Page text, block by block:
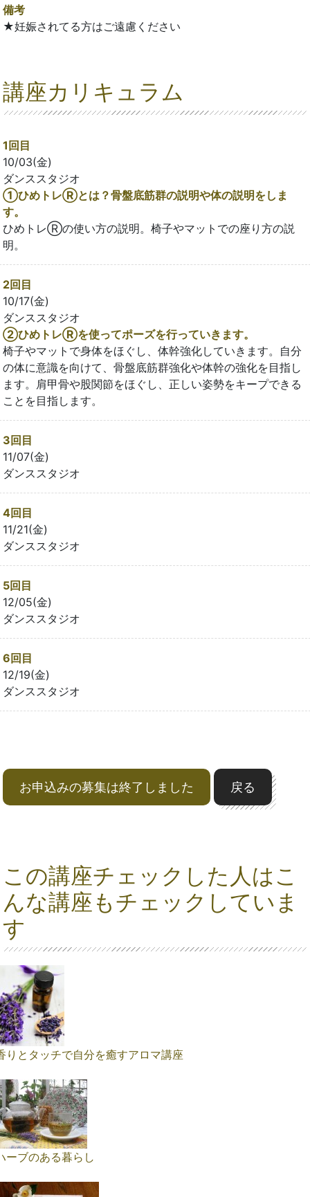
備考
★妊娠されてる方はご遠慮ください
講座カリキュラム
1回目
10/03(金)
ダンススタジオ
①ひめトレⓇとは？骨盤底筋群の説明や体の説明をしま
す。
ひめトレⓇの使い方の説明。椅子やマットでの座り方の説
明。
2回目
10/17(金)
ダンススタジオ
➁ひめトレⓇを使ってポーズを行っていきます。
椅子やマットで身体をほぐし、体幹強化していきます。自分
の体に意識を向けて、骨盤底筋群強化や体幹の強化を目指し
ます。肩甲骨や股関節をほぐし、正しい姿勢をキープできる
ことを目指します。
3回目
11/07(金)
ダンススタジオ
4回目
11/21(金)
ダンススタジオ
5回目
12/05(金)
ダンススタジオ
6回目
12/19(金)
ダンススタジオ
お申込みの募集は終了しました 戻る
この講座チェックした人はこ
んな講座もチェックしていま
す
りとタッチで自分を癒すアロマ講座
ーブのある暮らし